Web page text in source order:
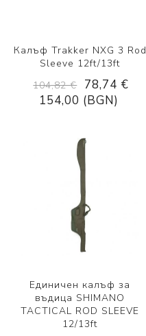
Калъф Trakker NXG 3 Rod
Sleeve 12ft/13ft
104,82 €
78,74 €
154,00 (BGN)
Единичен калъф за
въдица SHIMANO
TACTICAL ROD SLEEVE
12/13ft